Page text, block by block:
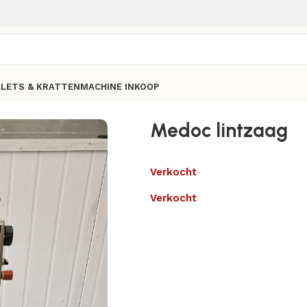
& KRATTENMACHINE INKOOP
Medoc lintzaag
Verkocht
Verkocht